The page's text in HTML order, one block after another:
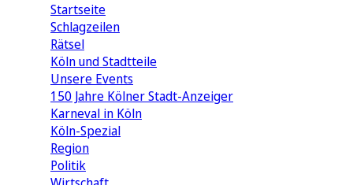
Startseite
Schlagzeilen
Rätsel
Köln und Stadtteile
Unsere Events
150 Jahre Kölner Stadt-Anzeiger
Karneval in Köln
Köln-Spezial
Region
Politik